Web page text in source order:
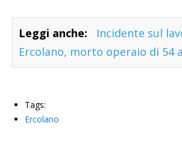
Leggi anche:
Incidente sul
Ercolano, morto operaio di 54
Tags:
Ercolano